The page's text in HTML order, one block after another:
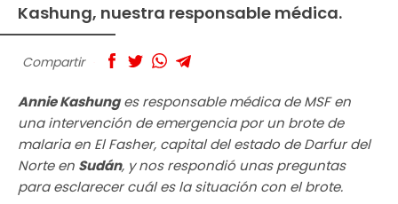
Kashung, nuestra responsable médica.
Compartir
Annie Kashunges responsable médica de MSF en
una intervención de emergencia por un brote de
malaria en El Fasher, capital del estado de Darfur del
Norte en Sudán, y nos respondió unas preguntas
para esclarecer cuál es la situación con el brote.